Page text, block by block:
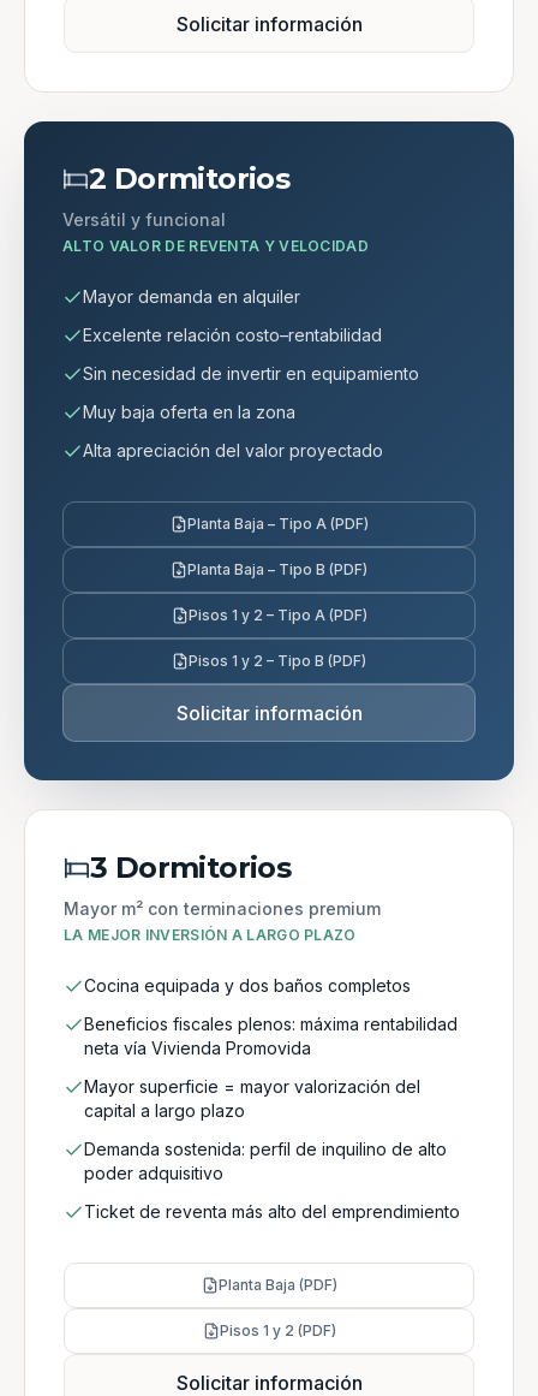
Solicitar información
2 Dormitorios
Versátil y funcional
ALTO VALOR DE REVENTA Y VELOCIDAD
Mayor demanda en alquiler
Excelente relación costo–rentabilidad
Sin necesidad de invertir en equipamiento
Muy baja oferta en la zona
Alta apreciación del valor proyectado
Planta Baja – Tipo A (PDF)
Planta Baja – Tipo B (PDF)
Pisos 1 y 2 – Tipo A (PDF)
Pisos 1 y 2 – Tipo B (PDF)
Solicitar información
3 Dormitorios
Mayor m² con terminaciones premium
LA MEJOR INVERSIÓN A LARGO PLAZO
Cocina equipada y dos baños completos
Beneficios fiscales plenos: máxima rentabilidad
neta vía Vivienda Promovida
Mayor superficie = mayor valorización del
capital a largo plazo
Demanda sostenida: perfil de inquilino de alto
poder adquisitivo
Ticket de reventa más alto del emprendimiento
Planta Baja (PDF)
Pisos 1 y 2 (PDF)
Solicitar información